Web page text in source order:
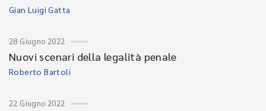
Gian Luigi Gatta
28 Giugno 2022
Nuovi scenari della legalità penale
Roberto Bartoli
22 Giugno 2022